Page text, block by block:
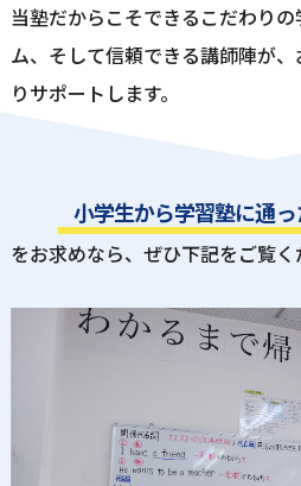
当塾だからこそできるこだわり
ム、そして信頼できる講師陣が、
りサポートします。
⼩学⽣から学習塾に通
をお求めなら、ぜひ下記をご覧く